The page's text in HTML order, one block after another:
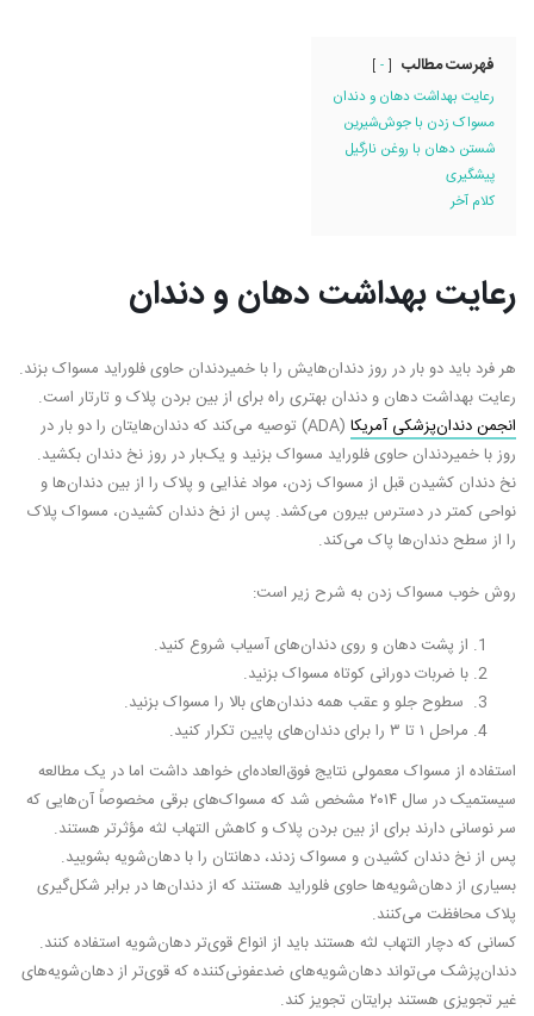
فهرست مطالب -
رعایت بهداشت دهان و دندان
مسواک زدن با جوش‌شیرین
شستن دهان با روغن نارگیل
پیشگیری
کلام آخر
رعایت بهداشت دهان و دندان
هر فرد باید دو بار در روز دندان‌هایش را با خمیردندان حاوی فلوراید مسواک بزند.
رعایت بهداشت دهان و دندان بهتری راه برای از بین بردن پلاک و تارتار است.
انجمن دندان‌پزشکی آمریکا
(ADA) توصیه می‌کند که دندان‌هایتان را دو بار در
روز با خمیردندان حاوی فلوراید مسواک بزنید و یک‌بار در روز نخ دندان بکشید.
نخ دندان کشیدن قبل از مسواک زدن، مواد غذایی و پلاک را از بین دندان‌ها و
نواحی کمتر در دسترس بیرون می‌کشد. پس از نخ دندان کشیدن، مسواک پلاک
را از سطح دندان‌ها پاک می‌کند.
روش خوب مسواک زدن به شرح زیر است:
از پشت دهان و روی دندان‌های آسیاب شروع کنید.
با ضربات دورانی کوتاه مسواک بزنید.
سطوح جلو و عقب همه دندان‌های بالا را مسواک بزنید.
مراحل ۱ تا ۳ را برای دندان‌های پایین تکرار کنید.
استفاده از مسواک معمولی نتایج فوق‌العاده‌ای خواهد داشت اما در یک مطالعه
سیستمیک در سال ۲۰۱۴ مشخص شد که مسواک‌های برقی مخصوصاً آن‌هایی که
سر نوسانی دارند برای از بین بردن پلاک و کاهش التهاب لثه مؤثرتر هستند.
پس از نخ دندان کشیدن و مسواک زدند، دهانتان را با دهان‌شویه بشویید.
بسیاری از دهان‌شویه‌ها حاوی فلوراید هستند که از دندان‌ها در برابر شکل‌گیری
پلاک محافظت می‌کنند.
کسانی که دچار التهاب لثه هستند باید از انواع قوی‌تر دهان‌شویه استفاده کنند.
دندان‌پزشک می‌تواند دهان‌شویه‌های ضدعفونی‌کننده که قوی‌تر از دهان‌شویه‌های
غیر تجویزی هستند برایتان تجویز کند.
هرآنچه درباره جراحی ایمپلنت
مرداد ۱۶, ۱۴۰۲
پروتز دندان متحرک و انواع آن
مرداد ۱۶, ۱۴۰۲
بلیچینگ دندان: آشنایی با انواع
روش‌ها و مراحل سفید کردن
مرداد ۱۶, ۱۴۰۲
برای مادران
بهمن ۲۰, ۱۴۰۳
۷ نکته حیاتی که
پیرسینگ دهان
بهمن ۷, ۱۴۰۳